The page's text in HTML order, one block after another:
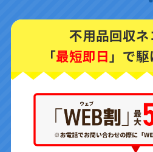
不用品回収
「最短即日 」で